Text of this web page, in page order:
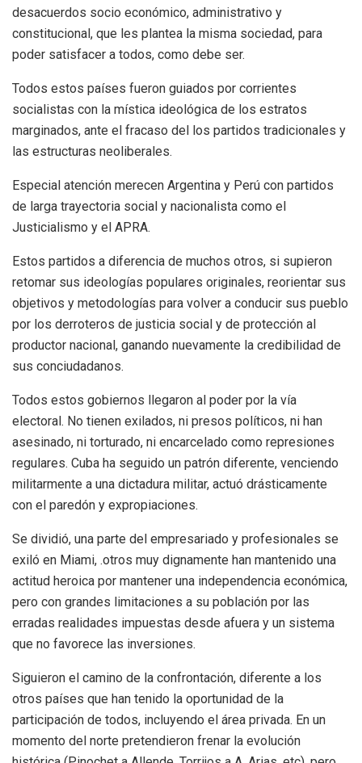
desacuerdos socio económico, administrativo y
constitucional, que les plantea la misma sociedad, para
poder satisfacer a todos, como debe ser.
Todos estos países fueron guiados por corrientes
socialistas con la mística ideológica de los estratos
marginados, ante el fracaso del los partidos tradicionales y
las estructuras neoliberales.
Especial atención merecen Argentina y Perú con partidos
de larga trayectoria social y nacionalista como el
Justicialismo y el APRA.
Estos partidos a diferencia de muchos otros, si supieron
retomar sus ideologías populares originales, reorientar sus
objetivos y metodologías para volver a conducir sus pueblo
por los derroteros de justicia social y de protección al
productor nacional, ganando nuevamente la credibilidad de
sus conciudadanos.
Todos estos gobiernos llegaron al poder por la vía
electoral. No tienen exilados, ni presos políticos, ni han
asesinado, ni torturado, ni encarcelado como represiones
regulares. Cuba ha seguido un patrón diferente, venciendo
militarmente a una dictadura militar, actuó drásticamente
con el paredón y expropiaciones.
Se dividió, una parte del empresariado y profesionales se
exiló en Miami, .otros muy dignamente han mantenido una
actitud heroica por mantener una independencia económica,
pero con grandes limitaciones a su población por las
erradas realidades impuestas desde afuera y un sistema
que no favorece las inversiones.
Siguieron el camino de la confrontación, diferente a los
otros países que han tenido la oportunidad de la
participación de todos, incluyendo el área privada. En un
momento del norte pretendieron frenar la evolución